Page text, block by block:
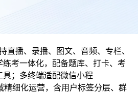
直播、录播、图文、音频、专栏、
考一体化，配备题库、打卡、考
；多终端适配微信小程
精细化运营，含用户标签分层、群